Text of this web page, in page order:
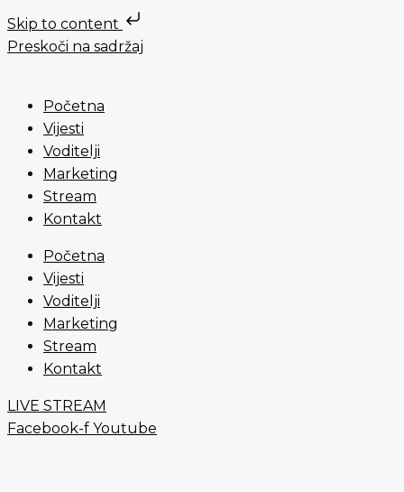
Skip to content
Preskoči na sadržaj
Početna
Vijesti
Voditelji
Marketing
Stream
Kontakt
Početna
Vijesti
Voditelji
Marketing
Stream
Kontakt
LIVE STREAM
Facebook-f Youtube